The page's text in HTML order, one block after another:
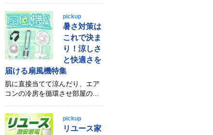
pickup
暑さ対策は
これで決ま
り！涼しさ
と快適さを
届ける扇風機特集
肌に直接当てて涼んだり、エア
コンの冷房を循環させ部屋の...
pickup
リユース家